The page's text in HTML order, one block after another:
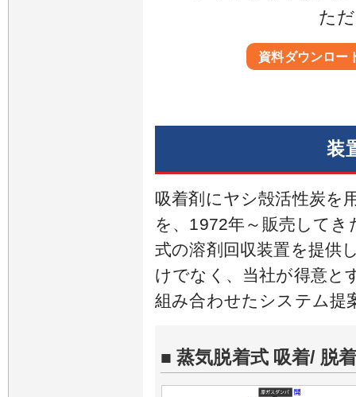
た
資料ダウンロー
装
吸着剤にヤシ殻活性炭を
を、1972年～販売して
式の溶剤回収装置を提供
けでなく、当社が得意と
組み合わせたシステム提
■ 蒸気脱着式 吸着/ 脱